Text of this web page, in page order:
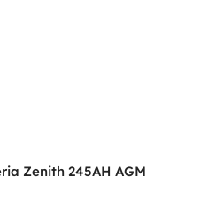
Zenith 245AH AGM